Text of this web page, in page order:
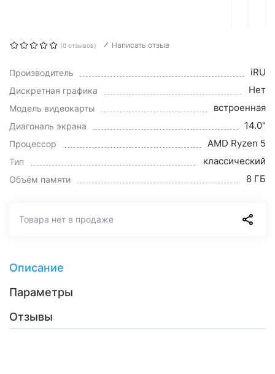
(0 отзывов) Написать отзыв
Производитель iRU
Дискретная графика Нет
Модель видеокарты встроенная
Диагональ экрана 14.0"
Процессор AMD Ryzen 5
Тип классический
Объём памяти 8 ГБ
Товара нет в продаже
Описание
Параметры
Отзывы